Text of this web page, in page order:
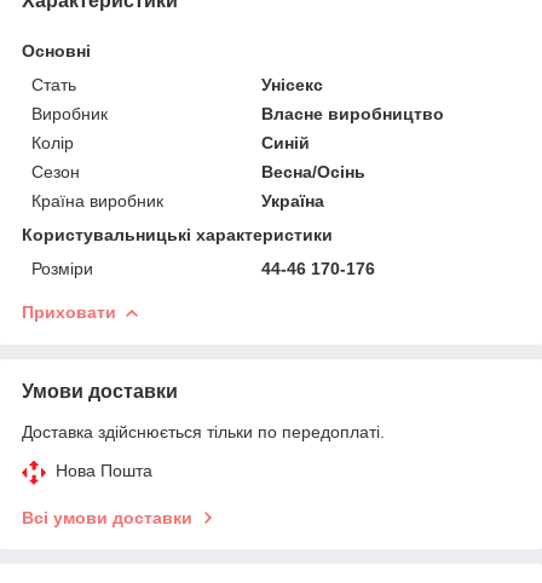
Основні
Стать
Унісекс
Виробник
Власне виробництво
Колір
Синій
Сезон
Весна/Осінь
Країна виробник
Україна
Користувальницькі характеристики
Розміри
44-46 170-176
Приховати
Умови доставки
Доставка здійснюється тільки по передоплаті.
Нова Пошта
Всі умови доставки